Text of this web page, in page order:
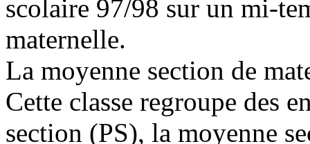
scolaire 97/98 sur un mi-
maternelle.
La moyenne section de
Cette classe regroupe des
section (PS), la moyenne